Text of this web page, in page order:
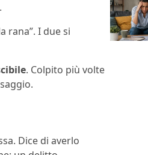
rana”. I due si
. Colpito più volte
Dice di averlo